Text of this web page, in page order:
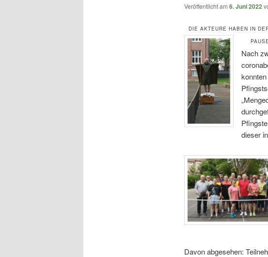
Veröffentlicht am 6. Juni 2022
DIE AKTEURE HABEN IN
Nach
dieser
Davon abgesehen: